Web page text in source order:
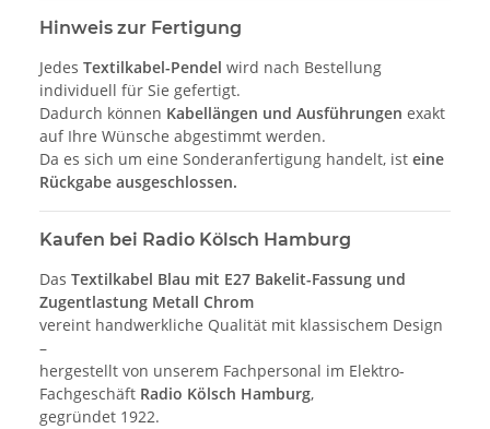
Hinweis zur Fertigung
Jedes Textilkabel-Pendel wird nach Bestellung
individuell für Sie gefertigt.
Dadurch können Kabellängen und Ausführungen exakt
auf Ihre Wünsche abgestimmt werden.
Da es sich um eine Sonderanfertigung handelt, ist eine
Rückgabe ausgeschlossen.
Kaufen bei Radio Kölsch Hamburg
Das Textilkabel Blau mit E27 Bakelit-Fassung und
Zugentlastung Metall Chrom
vereint handwerkliche Qualität mit klassischem Design
–
hergestellt von unserem Fachpersonal im Elektro-
Fachgeschäft Radio Kölsch Hamburg,
gegründet 1922.